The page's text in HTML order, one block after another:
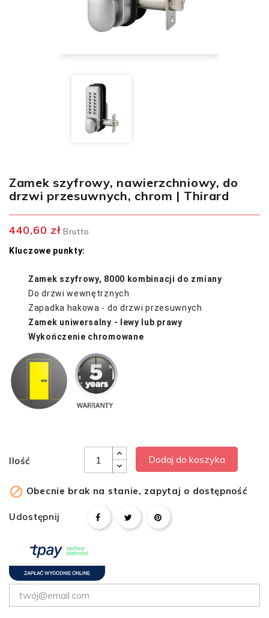
Zamek szyfrowy, nawierzchniowy, do
drzwi przesuwnych, chrom | Thirard
440,60 zł Brutto
Kluczowe punkty:
Zamek szyfrowy, 8000 kombinacji do zmiany
Do drzwi wewnętrznych
Zapadka hakowa - do drzwi przesuwnych
Zamek uniwersalny - lewy lub prawy
Wykończenie chromowane
Ilość Dodaj do koszyka
 Obecnie brak na stanie, zapytaj o dostępność
Udostępnij